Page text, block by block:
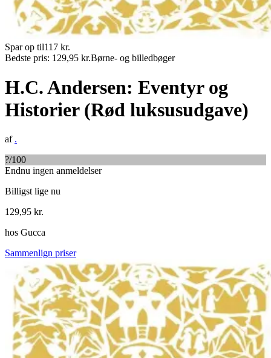
Spar op til117 kr.
Bedste pris: 129,95 kr.Børne- og billedbøger
H.C. Andersen: Eventyr og
Historier (Rød luksusudgave)
af .
?/100
Endnu ingen anmeldelser
Billigst lige nu
129,95 kr.
hos Gucca
Sammenlign priser